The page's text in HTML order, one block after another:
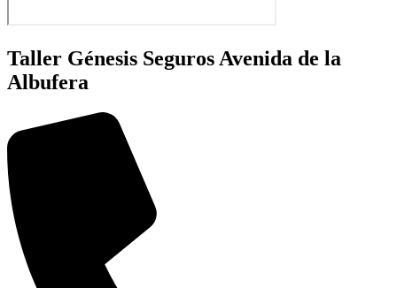
Taller Génesis Seguros Avenida de la
Albufera